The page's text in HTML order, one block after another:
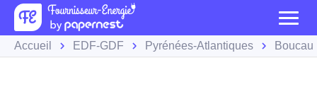
Accueil EDF-GDF Pyrénées-Atlantiques Boucau